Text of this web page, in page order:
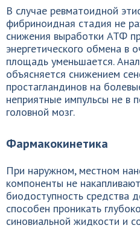
В случае ревматоидной
фибриноидная стадия не
снижения выработки АТФ
энергетического обмена в
площадь уменьшается.
объясняется снижением
простагландинов на
неприятные импульсы не в
головной мозг.
Фармакокинетика
При наружном, местном
компоненты не
биодоступность средства
способен проникать
синовиальной жидкости и